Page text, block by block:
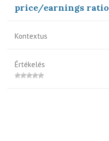
price/earnings ratio
Kontextus
Értékelés